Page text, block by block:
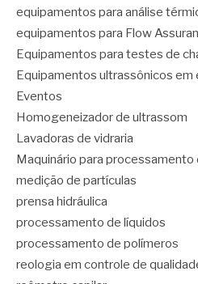
equipamentos para análise
equipamentos para Flow
Equipamentos para testes de
Equipamentos ultrassônicos em
Eventos
Homogeneizador de ultrassom
Lavadoras de vidraria
Maquinário para processamento
medição de partículas
prensa hidráulica
processamento de líquidos
processamento de polímeros
reologia em controle de